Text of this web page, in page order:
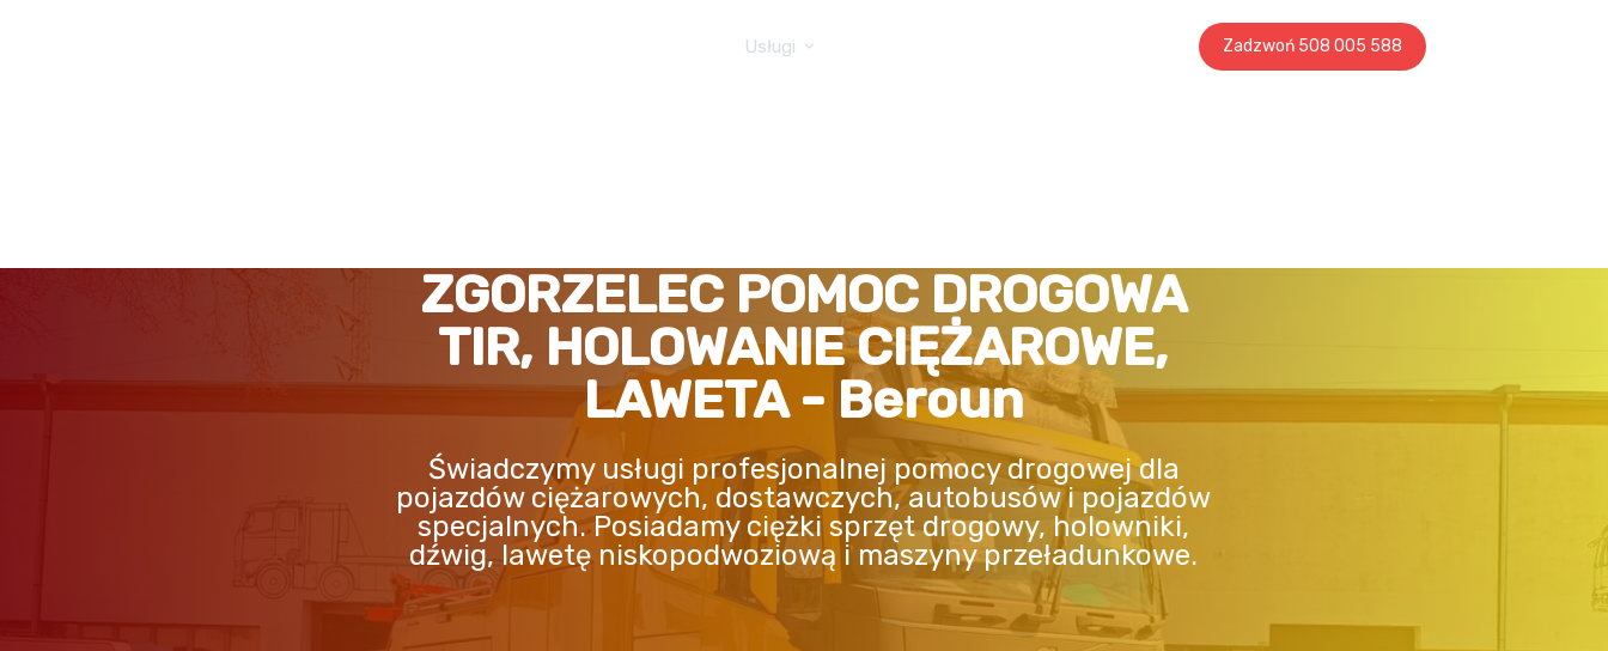
Zadzwoń 508 005 588
Usługi
ZGORZELEC POMOC DROGOWA
TIR, HOLOWANIE CIĘŻAROWE,
LAWETA - Beroun
Świadczymy usługi profesjonalnej pomocy drogowej dla
pojazdów ciężarowych, dostawczych, autobusów i pojazdów
specjalnych. Posiadamy ciężki sprzęt drogowy, holowniki,
dźwig, lawetę niskopodwoziową i maszyny przeładunkowe.